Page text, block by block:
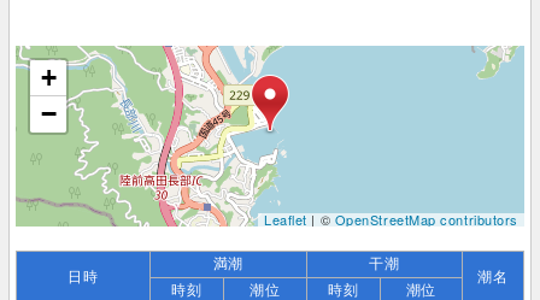
+
−
Leaflet| ©OpenStreetMap contributors
日時
満潮 干潮
潮名
時刻 潮位 時刻
潮位